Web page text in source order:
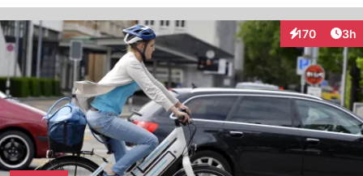
170
Interaktionen
3h